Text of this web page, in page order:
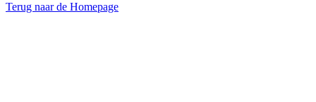
Terug naar de Homepage